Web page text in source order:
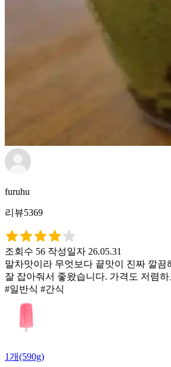
furuhu
리뷰5369
조회수 56 작성일자 26.05.31
말차맛이라 무엇보다 끝맛이 진짜 깔
잘 잡아줘서 좋왔습니다. 가격도 저렴
#일반식 #간식
1개(590g)